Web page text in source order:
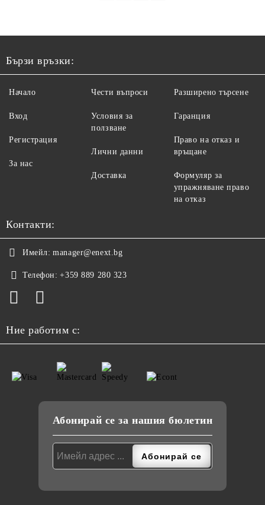
Бързи връзки:
Начало
Вход
Регистрация
За нас
Чести въпроси
Условия за
ползване
Лични данни
Доставка
Разширено търсене
Гаранция
Право на отказ и
връщане
Формуляр за
упражняване право
на отказ
Контакти:
Имейл: manager@enext.bg
Телефон: +359 889 280 323
Ние работим с:
Абонирай се за нашия бюлетин